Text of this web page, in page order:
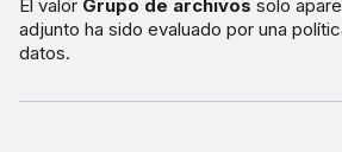
El valor Grupo de archivos solo
adjunto ha sido evaluado por una
datos.